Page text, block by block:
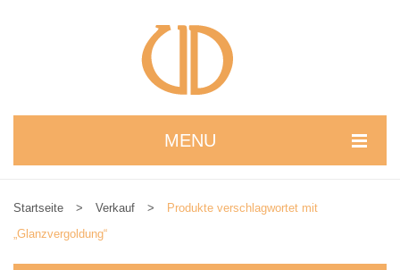
MENU
Startseite > Verkauf >
Produkte verschlagwortet mit
„Glanzvergoldung“